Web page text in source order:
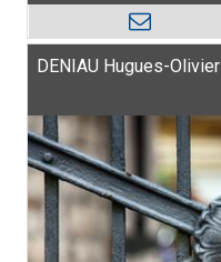
DENIAU Hugues-Olivier